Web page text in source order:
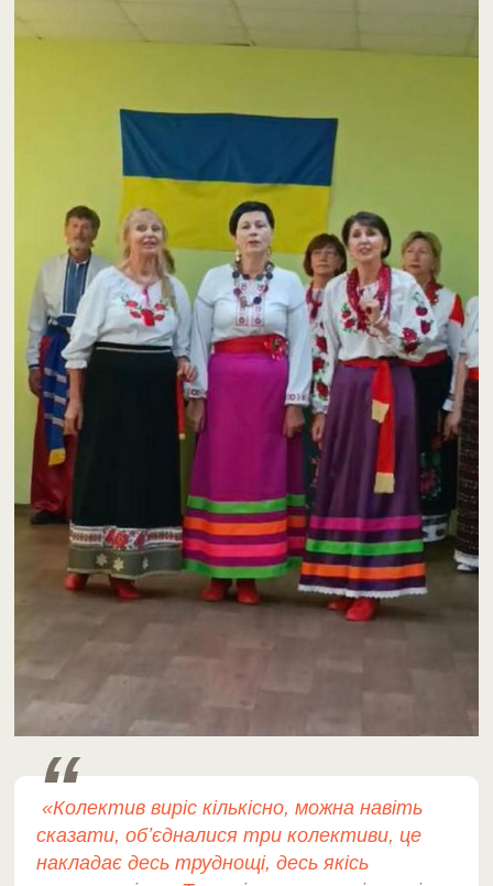
«Колектив виріс кількісно, можна навіть
сказати, обʼєдналися три колективи, це
накладає десь труднощі, десь якісь